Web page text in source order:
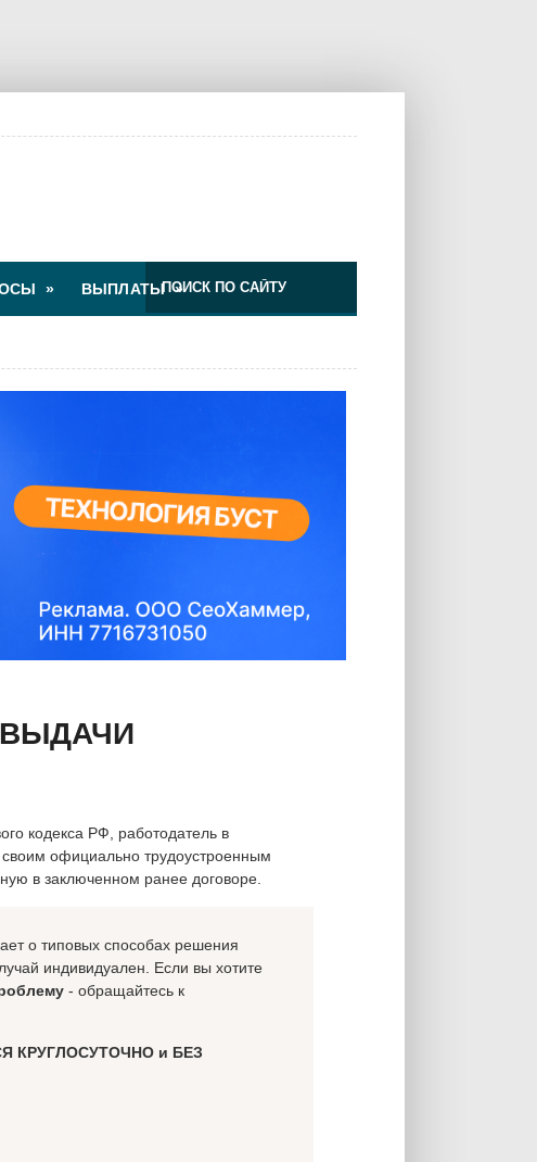
» ВЫПЛАТЫ»
кодекса РФ, работодатель в
официально трудоустроенным
в заключенном ранее договоре.
о типовых способах решения
индивидуален. Если вы хотите
- обращайтесь к
КРУГЛОСУТОЧНО и БЕЗ